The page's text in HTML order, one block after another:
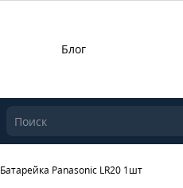
Блог
Батарейка Panasonic LR20 1шт